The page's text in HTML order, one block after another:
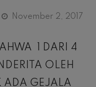
November 2, 2017
1 DARI 4
OLEH
ADA GEJALA